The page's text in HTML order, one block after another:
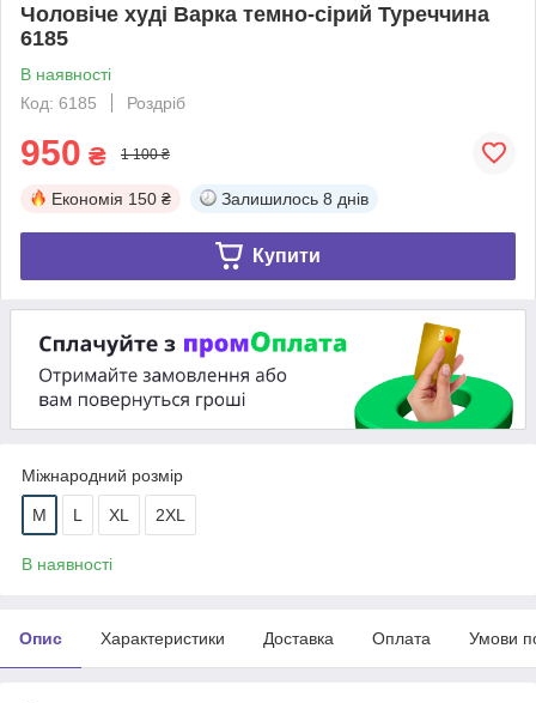
Чоловіче худі Варка темно-сірий Туреччина
6185
В наявності
Код: 6185
Роздріб
950 ₴ 1 100 ₴
Економія 150 ₴ Залишилось 8 днів
Купити
Міжнародний розмір
M L XL 2XL
В наявності
Опис Характеристики Доставка Оплата Умови